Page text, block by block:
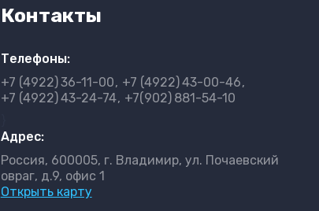
Контакты
Телефоны:
+7 (4922)36-11-00 +7 (4922)43-00-46
+7 (4922)43-24-74 +7(902) 881-54-10
Адрес:
Россия, 600005, г. Владимир, ул. Почаевский
овраг, д.9, офис 1
Открыть карту